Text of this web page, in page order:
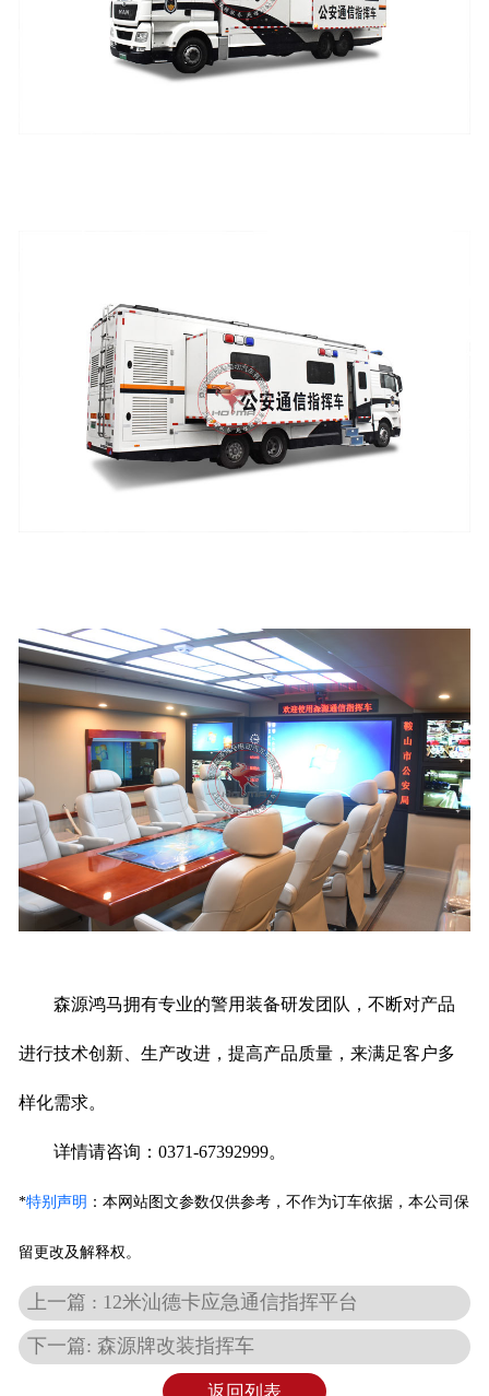
森源鸿马拥有专业的警用装备研发团队，不断对产品
进行技术创新、生产改进，提高产品质量，来满足客户多
样化需求。
详情请咨询：0371-67392999。
*特别声明 ： 本网站图文参数仅供参考，不作为订车依据，本公司保
留更改及解释权。
上一篇 : 12米汕德卡应急通信指挥平台
下一篇: 森源牌改装指挥车